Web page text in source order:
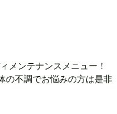
メンテナンスメニュー！
の不調でお悩みの方は是非